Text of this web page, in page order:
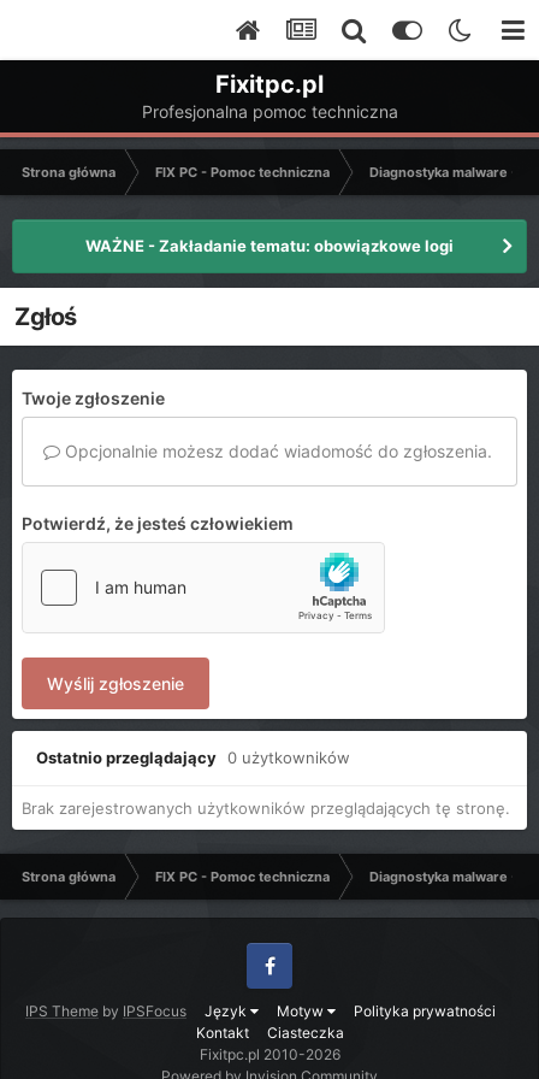
Fixitpc.pl
Profesjonalna pomoc techniczna
Strona główna FIX PC - Pomoc techniczna Diagnostyka malware -
WAŻNE - Zakładanie tematu: obowiązkowe logi
Zgłoś
Twoje zgłoszenie
Opcjonalnie możesz dodać wiadomość do zgłoszenia.
Potwierdź, że jesteś człowiekiem
Wyślij zgłoszenie
Ostatnio przeglądający 0 użytkowników
Brak zarejestrowanych użytkowników przeglądających tę stronę.
Strona główna FIX PC - Pomoc techniczna Diagnostyka malware -
IPS Theme by IPSFocus Język Motyw
Polityka prywatności
Kontakt
Ciasteczka
Facebook
Fixitpc.pl 2010-2026